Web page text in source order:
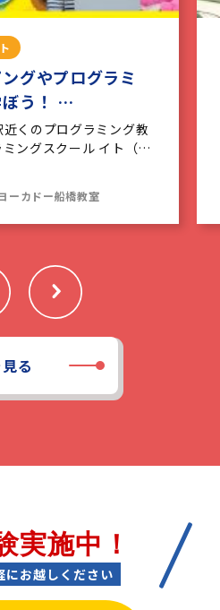
グやプログラミ
ぼう！ …
くのプログラミング教
ミングスクール イト（…
ーカドー船橋教室
る
実施中！
にお越しください